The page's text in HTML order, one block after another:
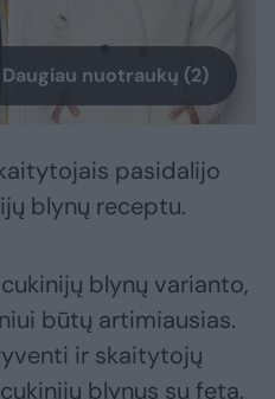
Daugiau nuotraukų (2)
pasidalijo
blynų receptu.
blynų varianto,
būtų artimiausias.
ir skaitytojų
blynus su feta.